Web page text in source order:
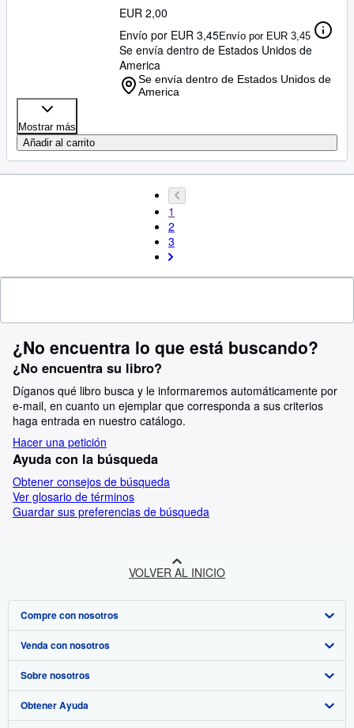
EUR 2,00
Envío por EUR 3,45Envío por EUR 3,45
Se envía dentro de Estados Unidos de
America
Se envía dentro de Estados Unidos de
America
Mostrar más
Añadir al carrito
1
2
3
¿No encuentra lo que está buscando?
¿No encuentra su libro?
Díganos qué libro busca y le informaremos automáticamente por
e-mail, en cuanto un ejemplar que corresponda a sus criterios
haga entrada en nuestro catálogo.
Hacer una petición
Ayuda con la búsqueda
Obtener consejos de búsqueda
Ver glosario de términos
Guardar sus preferencias de búsqueda
VOLVER AL INICIO
Compre con nosotros
Búsqueda avanzada
Colecciones
Mi cuenta
Venda con nosotros
Comenzar a vender
Únase a nuestro programa de afiliados
Sobre nosotros
Sobre IberLibro
Obtener Ayuda